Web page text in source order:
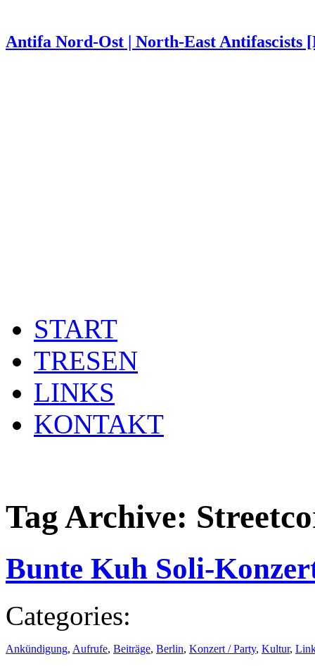
Antifa Nord-Ost | North-East Antifascists
START
TRESEN
LINKS
KONTAKT
Tag Archive:
Bunte Kuh Soli-
Categories:
Ankündigung, Aufrufe, Beiträge, Berlin, Konzert / Party, Kultur,